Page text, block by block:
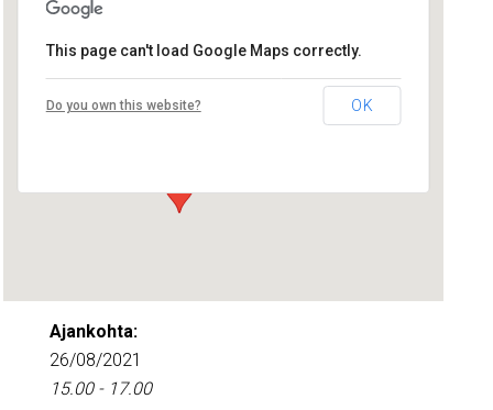
Lounais-Suomen – SYLI ry
Maariankatu 8 D 104 - Turku
This page can't load Google Maps correctly.
Do you own this website? OK
Ajankohta:
26/08/2021
15.00 - 17.00